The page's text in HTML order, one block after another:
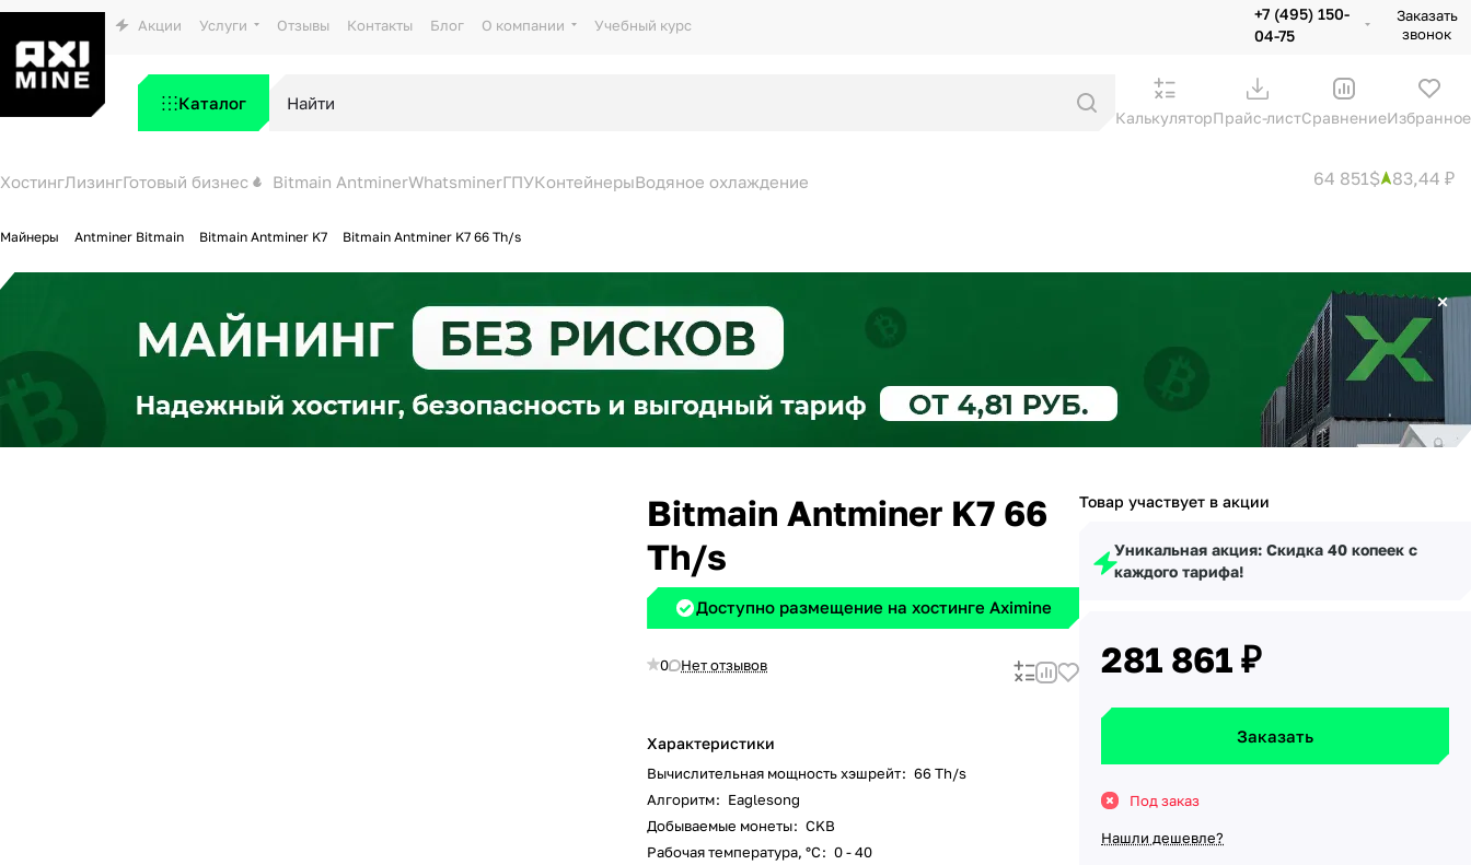
Акции Услуги Отзывы Контакты Блог О компании Учебный курс
+7 (495) 150-
04-75
Заказать
звонок
Каталог
КалькуляторПрайс-листСравнениеИзбранное
ХостингЛизингГотовый бизнес Bitmain AntminerWhatsminerГПУКонтейнерыВодяное охлаждение 64 851$ 83,44 ₽
Майнеры Antminer Bitmain Bitmain Antminer K7 Bitmain Antminer K7 66 Th/s
×
Bitmain Antminer K7 66
Th/s
Доступно размещение на хостинге Aximine
0 Нет отзывов
Характеристики
Вычислительная мощность хэшрейт: 66 Th/s
Алгоритм: Eaglesong
Добываемые монеты: CKB
Рабочая температура, °C: 0 - 40
Товар участвует в акции
Уникальная акция: Скидка 40 копеек с
каждого тарифа!
281 861 ₽
Заказать
Под заказ
Нашли дешевле?